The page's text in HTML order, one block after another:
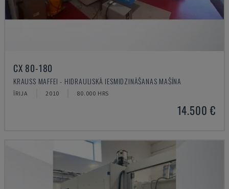
CX 80-180
KRAUSS MAFFEI - HIDRAULISKĀ IESMIDZINĀŠANAS MAŠĪNA
ĪRIJA 2010 80.000 HRS
14.500 €